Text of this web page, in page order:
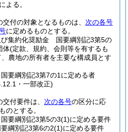
よる。
付の対象となるものは、 次の各号
に定めるものとする。
び集約化奨励金 国要綱別記3第5の
体(定款、規約、会則等を有するも
、農地の所有者を主要な構成員とす
要綱別記3第7の1に定める者
・一部改正)
付要件は、 次の各号の区分に応
のとする。
要綱別記3第5の3(1)に定める要件
綱別記3第6の2(1)に定める要件